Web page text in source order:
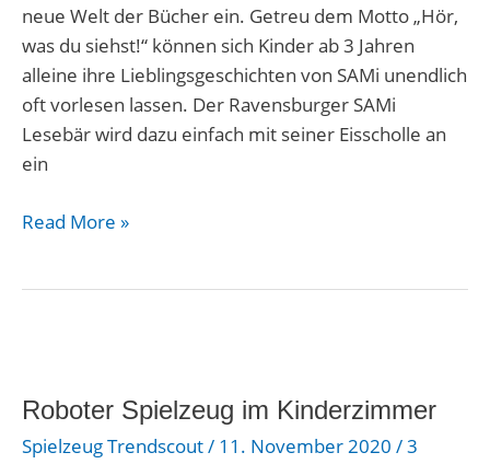
neue Welt der Bücher ein. Getreu dem Motto „Hör,
was du siehst!“ können sich Kinder ab 3 Jahren
alleine ihre Lieblingsgeschichten von SAMi unendlich
oft vorlesen lassen. Der Ravensburger SAMi
Lesebär wird dazu einfach mit seiner Eisscholle an
ein
Read More »
Roboter Spielzeug im Kinderzimmer
Spielzeug Trendscout/ 11. November 2020 /3
im
Kinderzimmer